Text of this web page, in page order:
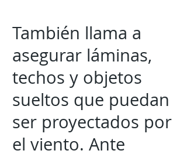
También llama a
asegurar láminas,
techos y objetos
sueltos que puedan
ser proyectados por
el viento. Ante